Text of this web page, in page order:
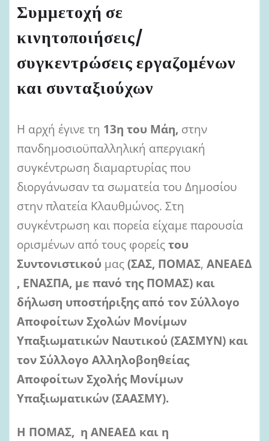
Συμμετοχή σε
κινητοποιήσεις/
συγκεντρώσεις εργαζομένων
και συνταξιούχων
Η αρχή έγινε τη 13η του Μάη, στην
πανδημοσιοϋπαλληλική απεργιακή
συγκέντρωση διαμαρτυρίας που
διοργάνωσαν τα σωματεία του Δημοσίου
στην πλατεία Κλαυθμώνος. Στη
συγκέντρωση και πορεία είχαμε παρουσία
ορισμένων από τους φορείςτου
Συντονιστικού μας(ΣΑΣ, ΠΟΜΑΣ, ΑΝΕΑΕΔ
, ΕΝΑΣΠΑ, με πανό της ΠΟΜΑΣ) και
δήλωση υποστήριξης από τον Σύλλογο
Αποφοίτων Σχολών Μονίμων
Υπαξιωματικών Ναυτικού (ΣΑΣΜΥΝ) και
τον Σύλλογο Αλληλοβοηθείας
Αποφοίτων Σχολής Μονίμων
Υπαξιωματικών (ΣΑΑΣΜΥ).
Η ΠΟΜΑΣ, η ΑΝΕΑΕΔ και η